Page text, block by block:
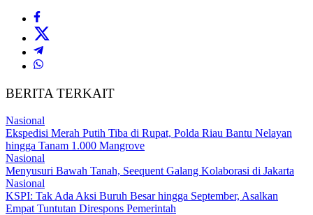
BERITA TERKAIT
Nasional
Ekspedisi Merah Putih Tiba di Rupat, Polda Riau Bantu Nelayan
hingga Tanam 1.000 Mangrove
Nasional
Menyusuri Bawah Tanah, Seequent Galang Kolaborasi di Jakarta
Nasional
KSPI: Tak Ada Aksi Buruh Besar hingga September, Asalkan
Empat Tuntutan Direspons Pemerintah